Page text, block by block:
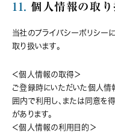
11.個人情報の取
当社のプライバシーポリシー
取り扱います。
＜個人情報の取得＞
ご登録時にいただいた個人情
囲内で利用し、または同意を
があります。
＜個人情報の利用目的＞